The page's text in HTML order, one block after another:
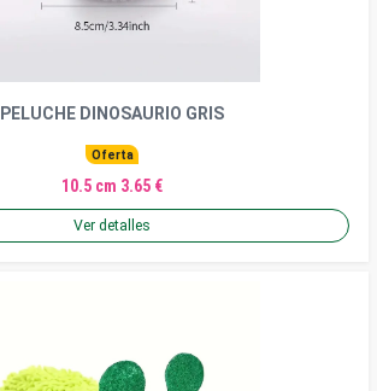
PELUCHE DINOSAURIO GRIS
Oferta
10.5 cm 3.65 €
Ver detalles